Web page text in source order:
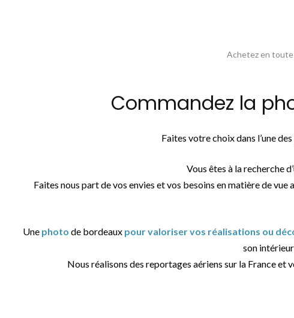
Achetez en toute
Commandez la
Faites votre choix dans l’une
Vous êtes à la recherche
Faites nous part de vos envies et vos besoins en matière de
Une photo de bordeaux pour valoriser vos réalisations ou
son
Nous réalisons des reportages aériens sur la France